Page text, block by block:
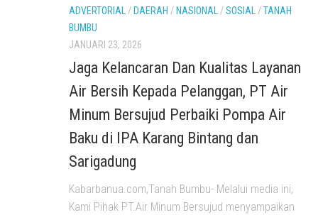
ADVERTORIAL / DAERAH / NASIONAL /SOSIAL /TANAH
BUMBU
JANUARI 23, 2026
Jaga Kelancaran Dan Kualitas Layanan
Air Bersih Kepada Pelanggan, PT Air
Minum Bersujud Perbaiki Pompa Air
Baku di IPA Karang Bintang dan
Sarigadung
Kabarbanua.com,Tanah Bumbu- Melalui media ini,
Kami Pihak PT.Air Minum Bersujud menyampaikan